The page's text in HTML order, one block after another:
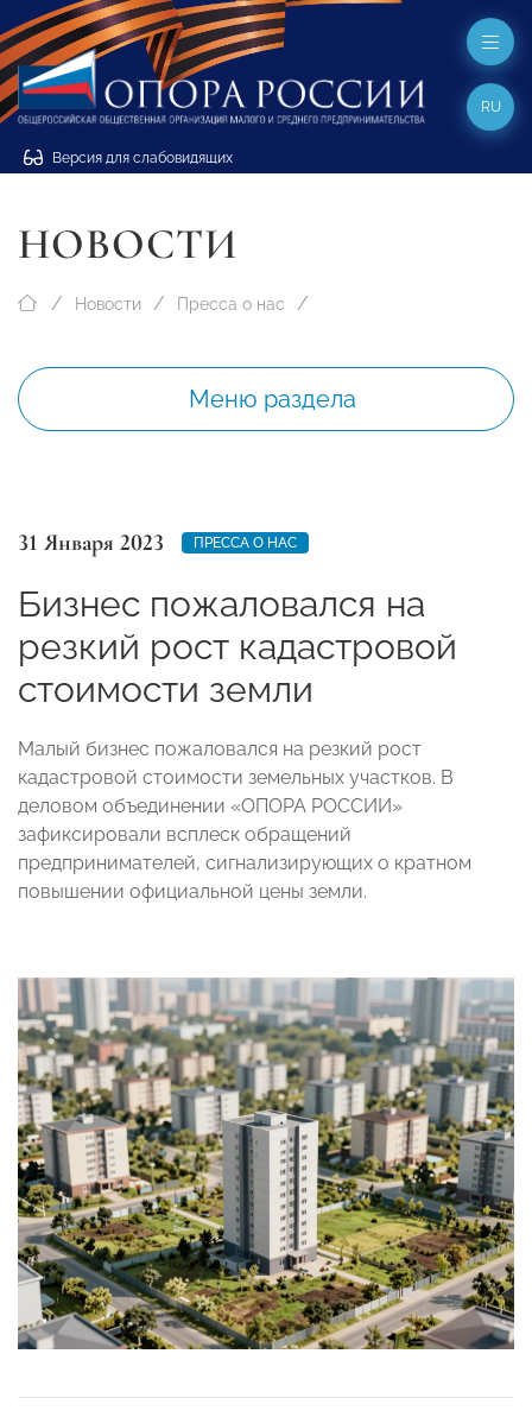
Версия для слабовидящих
RU
НОВОСТИ
Новости Пресса о нас
Меню раздела
31 Января 2023 ПРЕССА О НАС
Бизнес пожаловался на
резкий рост кадастровой
стоимости земли
Малый бизнес пожаловался на резкий рост
кадастровой стоимости земельных участков. В
деловом объединении «ОПОРА РОССИИ»
зафиксировали всплеск обращений
предпринимателей, сигнализирующих о кратном
повышении официальной цены земли.